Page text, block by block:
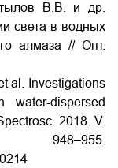
В.В. и др.
света в водных
алмаза // Опт.
al. Investigations
dispersed
2018. V.